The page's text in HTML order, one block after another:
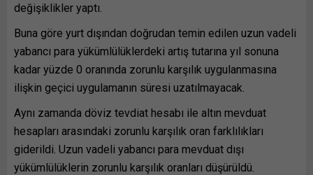
değişiklikler yaptı.
Buna göre yurt dışından doğrudan temin edilen uzun vadeli
yabancı para yükümlülüklerdeki artış tutarına yıl sonuna
kadar yüzde 0 oranında zorunlu karşılık uygulanmasına
ilişkin geçici uygulamanın süresi uzatılmayacak.
Aynı zamanda döviz tevdiat hesabı ile altın mevduat
hesapları arasındaki zorunlu karşılık oran farklılıkları
giderildi. Uzun vadeli yabancı para mevduat dışı
yükümlülüklerin zorunlu karşılık oranları düşürüldü.